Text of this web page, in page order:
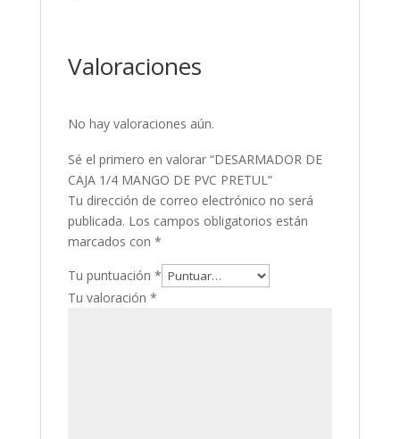
Valoraciones
No hay valoraciones aún.
Sé el primero en valorar “DESARMADOR DE
CAJA 1/4 MANGO DE PVC PRETUL”
Tu dirección de correo electrónico no será
publicada. Los campos obligatorios están
marcados con *
Tu puntuación *
Tu valoración *